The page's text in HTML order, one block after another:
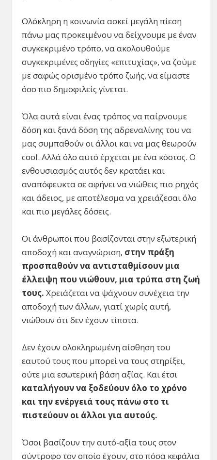
Ολόκληρη η κοινωνία ασκεί μεγάλη πίεση
πάνω μας προκειμένου να δείχνουμε με έναν
συγκεκριμένο τρόπο, να ακολουθούμε
συγκεκριμένες οδηγίες «επιτυχίας», να ζούμε
με σαφώς ορισμένο τρόπο ζωής, να είμαστε
όσο πιο δημοφιλείς γίνεται.
Όλα αυτά είναι ένας τρόπος να παίρνουμε
δόση και ξανά δόση της αδρεναλίνης του να
μας συμπαθούν οι άλλοι και να μας θεωρούν
cool. Αλλά όλο αυτό έρχεται με ένα κόστος. Ο
ενθουσιασμός αυτός δεν κρατάει και
αναπόφευκτα σε αφήνει να νιώθεις πιο ρηχός
και άδειος, με αποτέλεσμα να χρειάζεσαι όλο
και πιο μεγάλες δόσεις.
Οι άνθρωποι που βασίζονται στην εξωτερική
αποδοχή και αναγνώριση, στην πράξη
προσπαθούν να αντισταθμίσουν μια
έλλειψη που νιώθουν, μια τρύπα στη ζωή
τους. Χρειάζεται να ψάχνουν συνέχεια την
αποδοχή των άλλων, γιατί χωρίς αυτή,
νιώθουν ότι δεν έχουν τίποτα.
Δεν έχουν ολοκληρωμένη αίσθηση του
εαυτού τους που μπορεί να τους στηρίξει,
ούτε μια εσωτερική βάση αξίας. Και έτσι
καταλήγουν να ξοδεύουν όλο το χρόνο
και την ενέργειά τους πάνω στο τι
πιστεύουν οι άλλοι για αυτούς.
Όσοι βασίζουν την αυτό-αξία τους στον
σύντροφο τον οποίο έχουν, στο πόσα κεφάλια